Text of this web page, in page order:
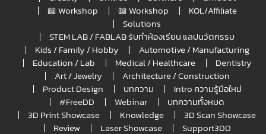
📖 Workshop
📖 Workshop
KOL/Affiliate
Solutions
STEM LAB / FABLAB รับทำห้องเรียน แลปนวัตกรรม
Kids / Family / Hobby
Automotive / Manufacturing
Education / Lab
Medical / Healthcare
Dentistry
Art / Jewelry
Architecture / Construction
Product Design
บทความ
Intro ความรู้มือใหม่
#FreeDD
Webinar
บทความทั้งหมด
3D Print Showcase
Knowledge
3D Scan Showcase
Review
Laser Showcase
Support3DD